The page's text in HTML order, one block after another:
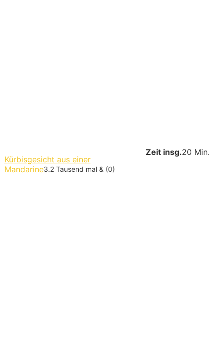
Zeit insg.20 Min.
Kürbisgesicht aus einer
Mandarine3.2 Tausend mal & (0)